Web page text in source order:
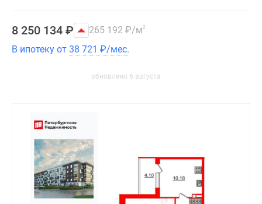
8 250 134 ₽ 265 192 ₽/м2
В ипотеку от 38 721 ₽/мес.
обновлено 6 августа